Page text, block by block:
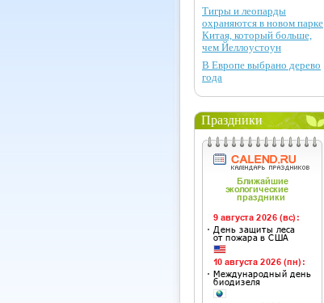
Тигры и леопарды
охраняются в новом парке
Китая, который больше,
чем Йеллоустоун
В Европе выбрано дерево
года
Праздники